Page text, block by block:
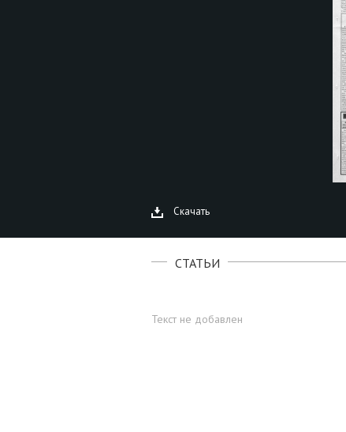
Скачать
СТАТЬИ
Текст не добавлен